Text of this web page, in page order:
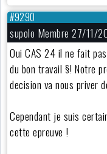
#9290
supolo Membre 27/11/
Oui CAS 24 il ne fait
du bon travail §! Notre
decision va nous priver
Cependant je suis
cette epreuve !